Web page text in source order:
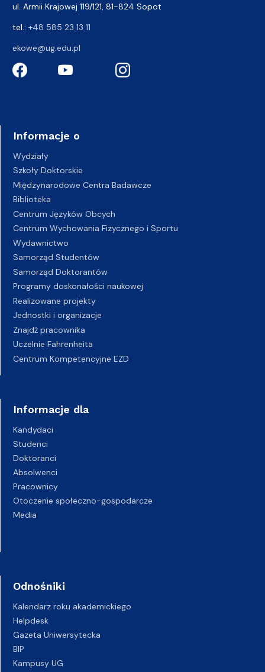
ul. Armii Krajowej 119/121, 81-824 Sopot
tel.: +48 585 23 13 11
ekowe@ug.edu.pl
Informacje o
Wydziały
Szkoły Doktorskie
Międzynarodowe Centra Badawcze
Biblioteka
Centrum Języków Obcych
Centrum Wychowania Fizycznego i Sportu
Wydawnictwo
Samorząd Studentów
Samorząd Doktorantów
Programy doskonałości naukowej
Realizowane projekty
Jednostki i organizacje
Znajdź pracownika
Uczelnie Fahrenheita
Centrum Kompetencyjne EZD
Informacje dla
Kandydaci
Studenci
Doktoranci
Absolwenci
Pracownicy
Otoczenie społeczno-gospodarcze
Media
Odnośniki
Kalendarz roku akademickiego
Helpdesk
Gazeta Uniwersytecka
BIP
Kampusy UG